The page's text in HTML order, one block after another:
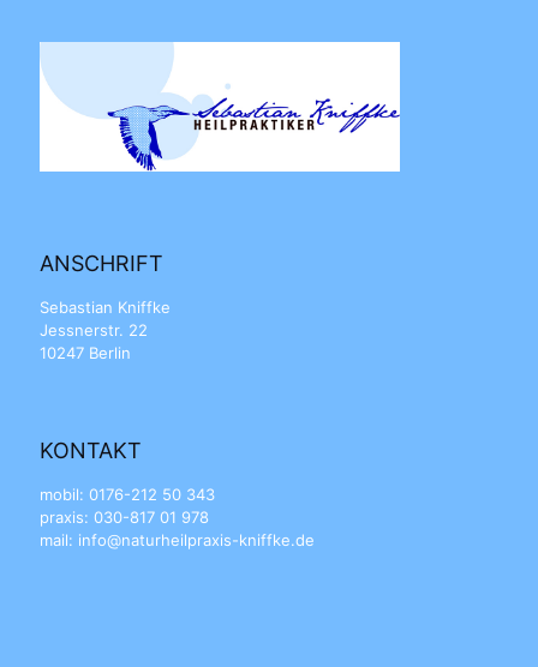
ANSCHRIFT
Sebastian Kniffke
Jessnerstr. 22
10247 Berlin
KONTAKT
mobil: 0176-212 50 343
praxis: 030-817 01 978
mail: info@naturheilpraxis-kniffke.de